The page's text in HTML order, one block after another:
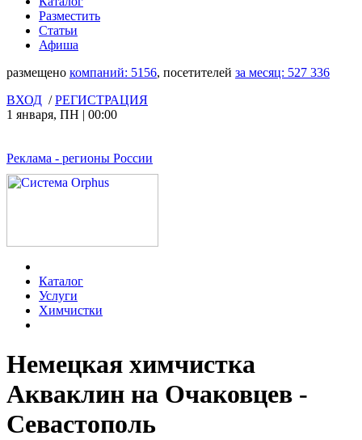
Разместить
Статьи
Афиша
размещено компаний: 5156, посетителей за месяц: 527 336
ВХОД /РЕГИСТРАЦИЯ
1 января, ПН | 00:00
Реклама - регионы России
Каталог
Услуги
Химчистки
Немецкая химчистка
Акваклин на Очаковцев -
Севастополь